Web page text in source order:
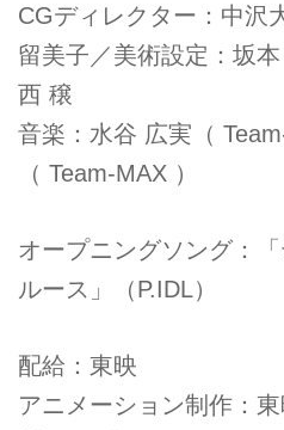
CGディレクター：中沢
留美子／美術設定：坂
西 穣
音楽：水谷 広実（
（ Team-MAX ）
オープニングソング：
ルース」（P.IDL）
配給：東映
アニメーション制作：